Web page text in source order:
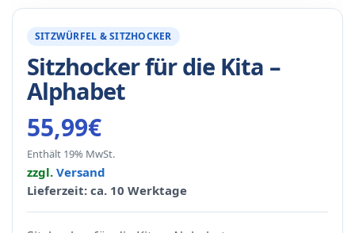
SITZWÜRFEL & SITZHOCKER
Sitzhocker für die Kita –
Alphabet
55,99€
Enthält 19% MwSt.
zzgl. Versand
Lieferzeit: ca. 10 Werktage